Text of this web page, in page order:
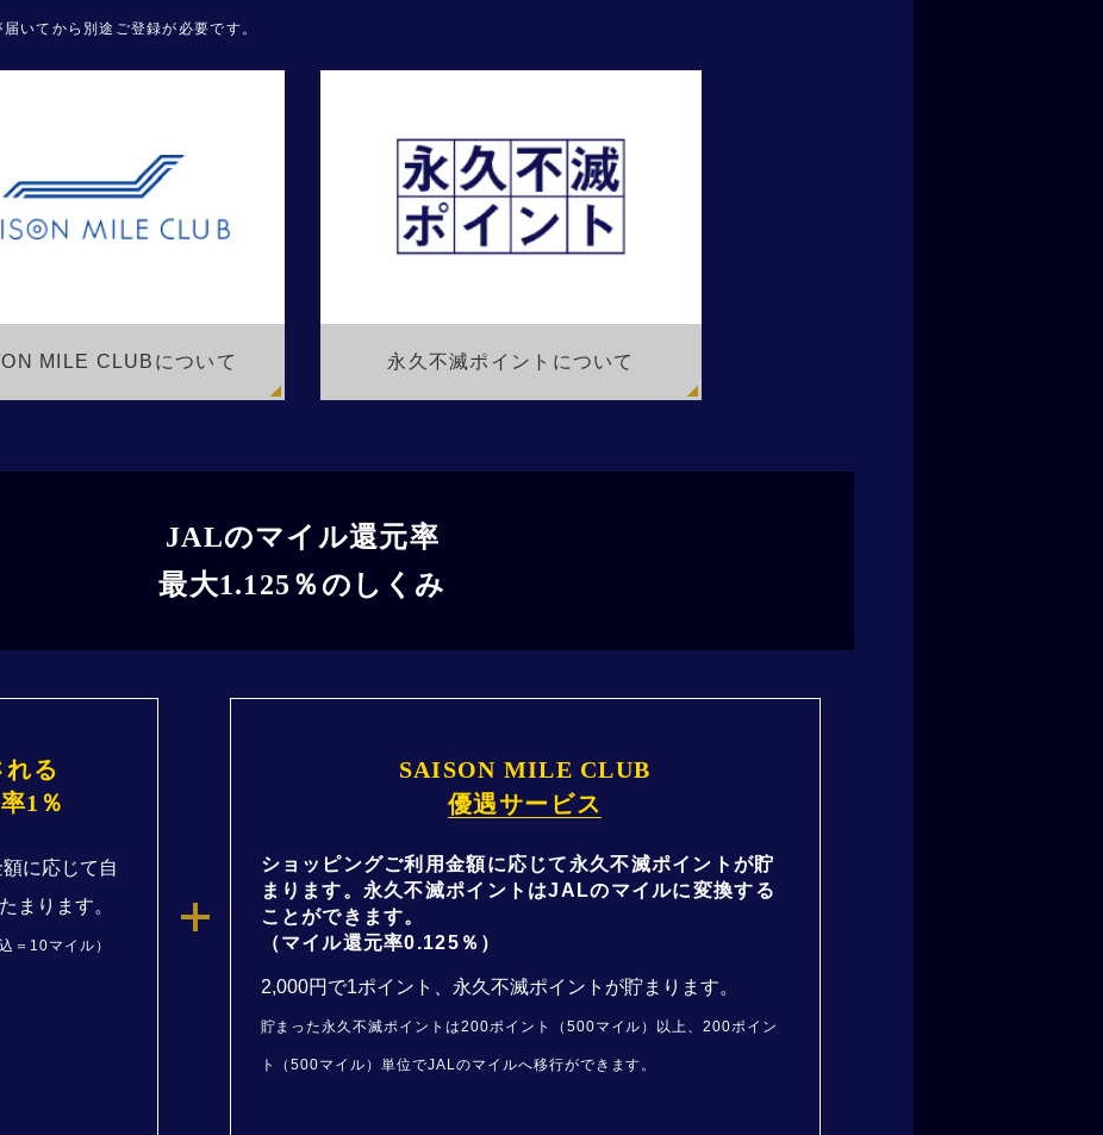
いてから別途ご登録が必要です。
MILE CLUB について 永久不滅ポイントについて
JALのマイル還元率
最大1.125％のしくみ
れる
1％
に応じて自
まります。
＝10マイル）
SAISON MILE CLUB
優遇サービス
ショッピングご利用金額に応じて永久不滅ポイントが貯
まります。永久不滅ポイントはJALのマイルに変換する
ことができます。
（マイル還元率0.125％）
2,000円で1ポイント、永久不滅ポイントが貯まります。
貯まった永久不滅ポイントは200ポイント（500マイル）以上、200ポイン
ト（500マイル）単位でJALのマイルへ移行ができます。